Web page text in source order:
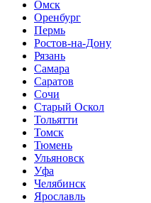
Омск
Оренбург
Пермь
Ростов-на-Дону
Рязань
Самара
Саратов
Сочи
Старый Оскол
Тольятти
Томск
Тюмень
Ульяновск
Уфа
Челябинск
Ярославль